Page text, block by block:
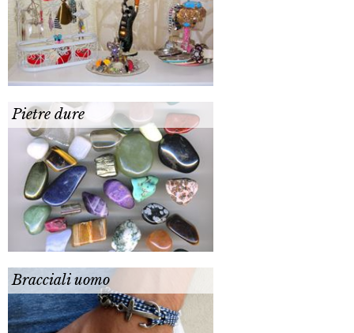
Pietre dure
Bracciali uomo